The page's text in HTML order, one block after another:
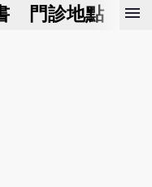
門診地點 預
menu